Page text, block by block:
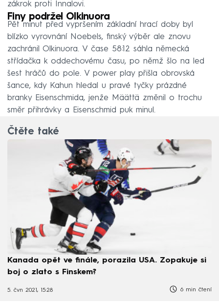
zákrok proti Innalovi.
Finy podržel Olkinuora
Pět minut před vypršením základní hrací doby byl
blízko vyrovnání Noebels, finský výběr ale znovu
zachránil Olkinuora. V čase 58:12 sáhla německá
střídačka k oddechovému času, po němž šlo na led
šest hráčů do pole. V power play přišla obrovská
šance, kdy Kahun hledal u pravé tyčky prázdné
branky Eisenschmida, jenže Määttä změnil o trochu
směr přihrávky a Eisenschmid puk minul.
Čtěte také
Kanada opět ve finále, porazila USA. Zopakuje si
boj o zlato s Finskem?
5. čvn 2021, 15:28 6 min čtení